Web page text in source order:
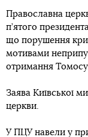
Православна
п’ятого
що порушення
мотивами
отримання
Заява Київської
церкви.
У ПЦУ навели у